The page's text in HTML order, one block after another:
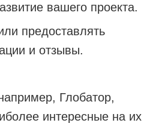
вашего проекта.
предоставлять
и отзывы.
Глобатор,
интересные на их